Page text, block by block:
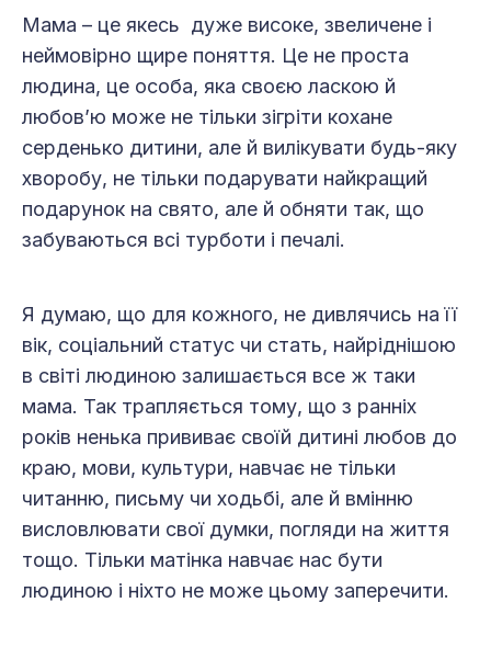
Мама – це якесь дуже високе, звеличене і
неймовірно щире поняття. Це не проста
людина, це особа, яка своєю ласкою й
любов’ю може не тільки зігріти кохане
серденько дитини, але й вилікувати будь-яку
хворобу, не тільки подарувати найкращий
подарунок на свято, але й обняти так, що
забуваються всі турботи і печалі.
Я думаю, що для кожного, не дивлячись на її
вік, соціальний статус чи стать, найріднішою
в світі людиною залишається все ж таки
мама. Так трапляється тому, що з ранніх
років ненька прививає своїй дитині любов до
краю, мови, культури, навчає не тільки
читанню, письму чи ходьбі, але й вмінню
висловлювати свої думки, погляди на життя
тощо. Тільки матінка навчає нас бути
людиною і ніхто не може цьому заперечити.